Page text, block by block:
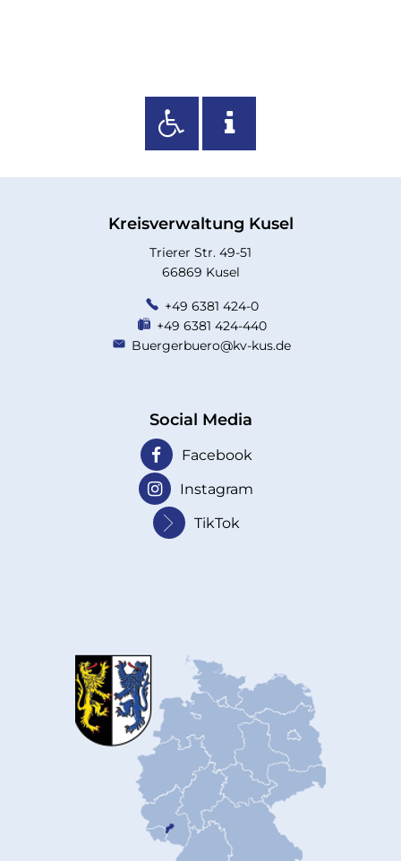
Kreisverwaltung Kusel
Trierer Str. 49-51
66869 Kusel
+49 6381 424-0
+49 6381 424-440
Buergerbuero@kv-kus.de
Social Media
Facebook
Instagram
TikTok